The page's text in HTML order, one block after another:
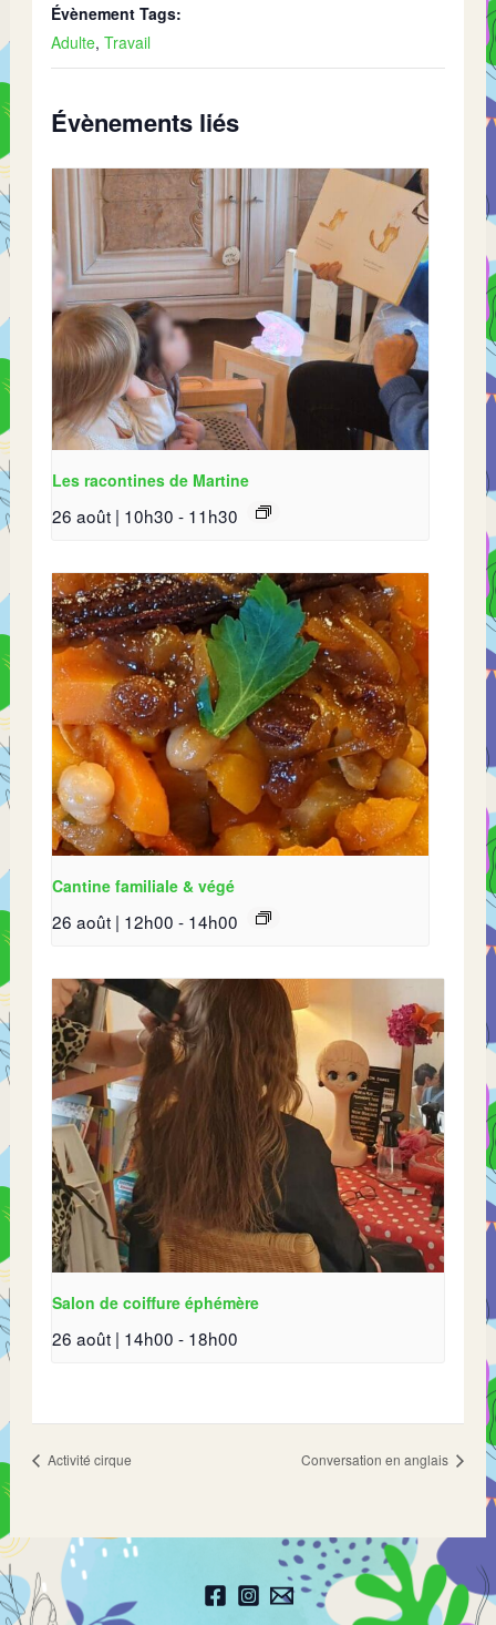
Évènement Tags:
Adulte,Travail
Évènements liés
Les racontines de Martine
26 août | 10h30 - 11h30
Cantine familiale & végé
26 août | 12h00 - 14h00
Salon de coiffure éphémère
26 août | 14h00 - 18h00
Activité cirque Conversation en anglais